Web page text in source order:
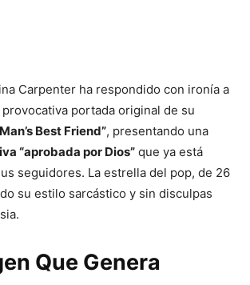
Carpenter ha respondido con ironía a
portada original de su
Best Friend”, presentando una
“aprobada por Dios” que ya está
seguidores. La estrella del pop, de 26
su estilo sarcástico y sin disculpas
Que Genera